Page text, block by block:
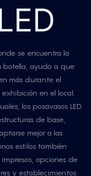
se encuentra la
botella, ayuda a que
más durante el
exhibición en el local.
los posavasos LED
de base,
mejor a las
estilos también
opciones de
y establecimientos